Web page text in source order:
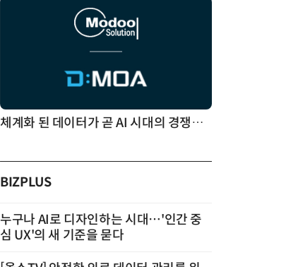
체계화 된 데이터가 곧 AI 시대의 경쟁력이다
BIZPLUS
누구나 AI로 디자인하는 시대…'인간 중
심 UX'의 새 기준을 묻다